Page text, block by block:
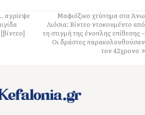
από κόσμο – 4 κρουαζιερόπλοια και
σε Αργοστόλι και Σάμη
σε νέα δωρεάν ψηφιακή
αγρίεψε
Μαφιόζικο χτύπημα στα Άνω
Λιόσια: Βίντεο ντοκουμέντο από
τη στιγμή της ένοπλης επίθεσης –
Οι δράστες παρακολουθούσαν
τον 42χρονο